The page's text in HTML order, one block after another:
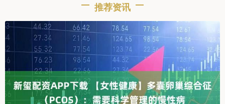
推荐资讯